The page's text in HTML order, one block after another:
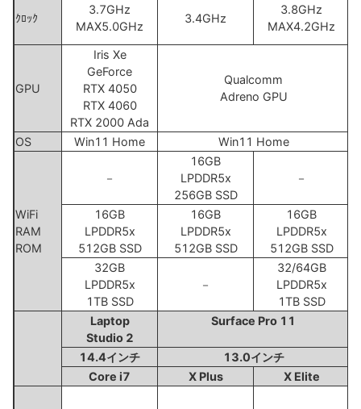
ｸﾛｯｸ
3.7GHz
MAX5.0GHz
3.4GHz
3.8GHz
MAX4.2GHz
GPU
Iris Xe
GeForce
RTX 4050
RTX 4060
RTX 2000 Ada
Qualcomm
Adreno GPU
OS Win11 Home Win11 Home
WiFi
RAM
ROM
－
16GB
LPDDR5x
256GB SSD
－
16GB
LPDDR5x
512GB SSD
16GB
LPDDR5x
512GB SSD
16GB
LPDDR5x
512GB SSD
32GB
LPDDR5x
1TB SSD
－
32/64GB
LPDDR5x
1TB SSD
Laptop
Studio 2
Surface Pro 11
14.4インチ
13.0インチ
Core i7
X Plus X Elite